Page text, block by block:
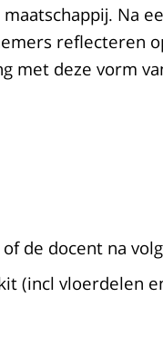
Na
reflecteren
met deze vorm
de docent na
(incl vloerdelen